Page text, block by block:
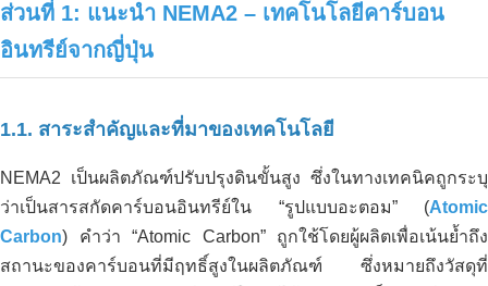
ส่วนที่ 1: แนะนำ NEMA2 – เทคโนโลยีคาร์บอน
อินทรีย์จากญี่ปุ่น
1.1. สาระสำคัญและที่มาของเทคโนโลยี
NEMA2 เป็นผลิตภัณฑ์ปรับปรุงดินขั้นสูง ซึ่งในทางเทคนิคถูกระบุ
ว่าเป็นสารสกัดคาร์บอนอินทรีย์ใน “รูปแบบอะตอม” (Atomic
Carbon) คำว่า “Atomic Carbon” ถูกใช้โดยผู้ผลิตเพื่อเน้นย้ำถึง
สถานะของคาร์บอนที่มีฤทธิ์สูงในผลิตภัณฑ์ ซึ่งหมายถึงวัสดุที่